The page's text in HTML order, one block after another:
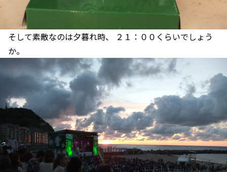
そして素敵なのは夕暮れ時、 ２１：００くらいでしょう
か。